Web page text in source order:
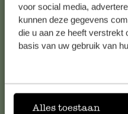
voor social media,
kunnen deze gegevens
die u aan ze heeft verstrekt
basis van uw gebruik van
Alles toestaan
meestgestelde vragen.